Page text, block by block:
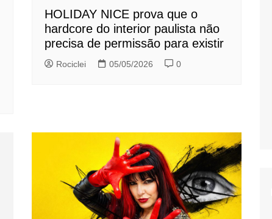
HOLIDAY NICE prova que o
hardcore do interior paulista não
precisa de permissão para existir
Rociclei 05/05/2026 0